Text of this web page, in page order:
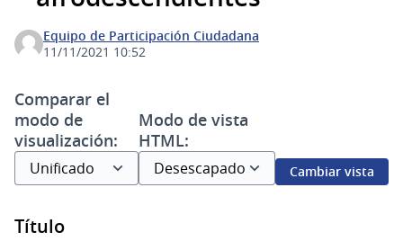
Equipo de Participación Ciudadana
11/11/2021 10:52
Comparar el
modo de
visualización:
Modo de vista
HTML:
Cambiar vista
Título